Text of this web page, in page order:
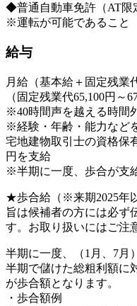
◆普通自動車免許（AT限
※運転が可能であること
給与
月給（基本給＋固定残業
（固定残業代65,100円～
※40時間声を越える時間
※経験・年齢・能力など
宅地建物取引士の資格保
円を支給
※半期に一度、歩合が支
★歩合給（※来期2025年
旨は候補者の方には必ず
す。お取り扱いにはご注
半期に一度、（1月、7月
半期で儲けた総粗利額に
が歩合額となります。
・歩合額例